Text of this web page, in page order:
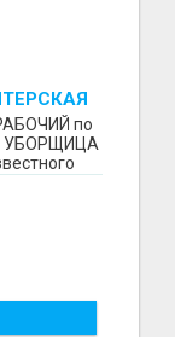
по
УБОРЩИЦА